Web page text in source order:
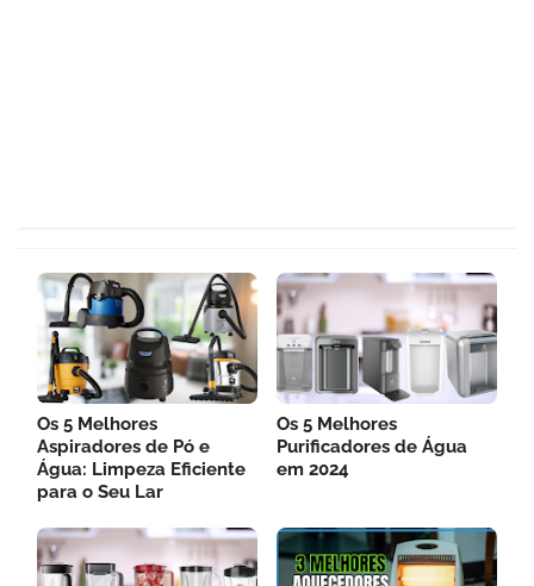
Os 5 Melhores
Aspiradores de Pó e
Água: Limpeza Eficiente
para o Seu Lar
Os 5 Melhores
Purificadores de Água
em 2024